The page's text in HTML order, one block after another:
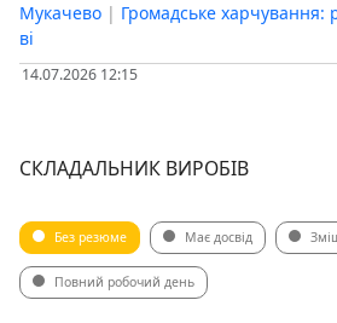
Мукачево | Громадське харчування:
ві
14.07.2026 12:15
СКЛАДАЛЬНИК ВИРОБІВ
Без резюме Має досвід
Повний робочий день